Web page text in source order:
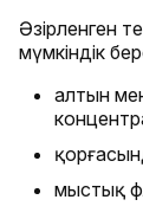
Әзірленген
мүмкіндік
алтын
мыстық